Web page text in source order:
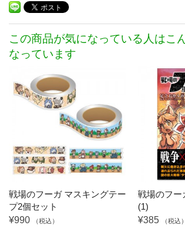
この商品が気になっている人はこ
なっています
戦場のフーガ マスキングテー
プ2個セット
¥990
（税込）
戦場のフー
(1)
¥385
（税込）